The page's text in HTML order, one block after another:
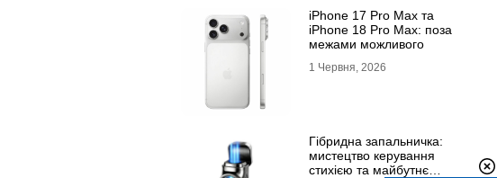
iPhone 17 Pro Max та
iPhone 18 Pro Max: поза
межами можливого
1 Червня, 2026
Гібридна запальничка:
мистецтво керування
стихією та майбутнє